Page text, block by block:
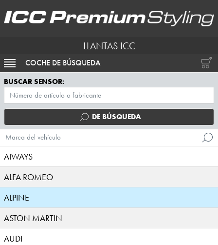
LLANTAS ICC
ACTIVAR NAVEGACIÓN
COCHE DE BÚSQUEDA
BUSCAR SENSOR:
DE BÚSQUEDA
Marca del vehículo
AIWAYS
ALFA ROMEO
ALPINE
ASTON MARTIN
AUDI